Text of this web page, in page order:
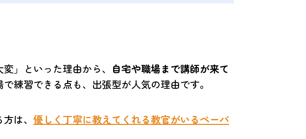
」といった理由から、 自宅や職場まで講師が来て
練習できる点も、出張型が人気の理由です。
は、 優しく丁寧に教えてくれる教官がいるペーパ